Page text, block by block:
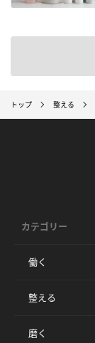
トップ 整える
カテゴリー
働く
整える
磨く